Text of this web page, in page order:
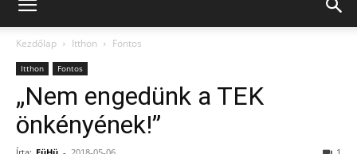
Kezdőlap Itthon Fontos
Itthon Fontos
„Nem engedünk a TEK
önkényének!”